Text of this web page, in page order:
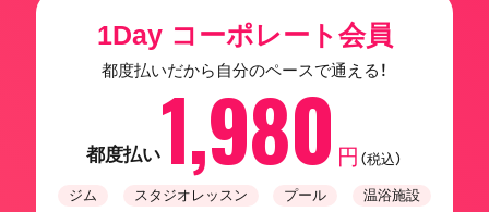
1Day コーポレート会員
都度払いだから自分のペースで通える！
都度払い1,980 円 （税込）
ジム スタジオレッスン プール 温浴施設